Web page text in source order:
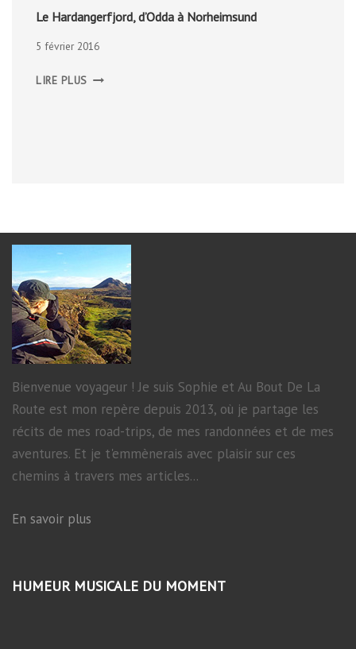
Le Hardangerfjord, d’Odda à Norheimsund
5 février 2016
LIRE PLUS HARDANGERFJORD,
Bienvenue voyageur ! Je suis Sophie et Au Bout De La
Route est mon repère depuis 2013, où je partage les
récits de mes road-trips, de mes randonnées et de mes
aventures. Et je t'emmènerais avec plaisir sur ces
chemins à travers mes articles...
En savoir plus
HUMEUR MUSICALE DU MOMENT